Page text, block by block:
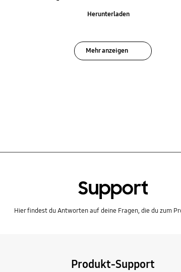
Herunterladen
Mehr anzeigen
Support
Hier findest du Antworten auf deine Fragen, die du zum
Produkt-Support